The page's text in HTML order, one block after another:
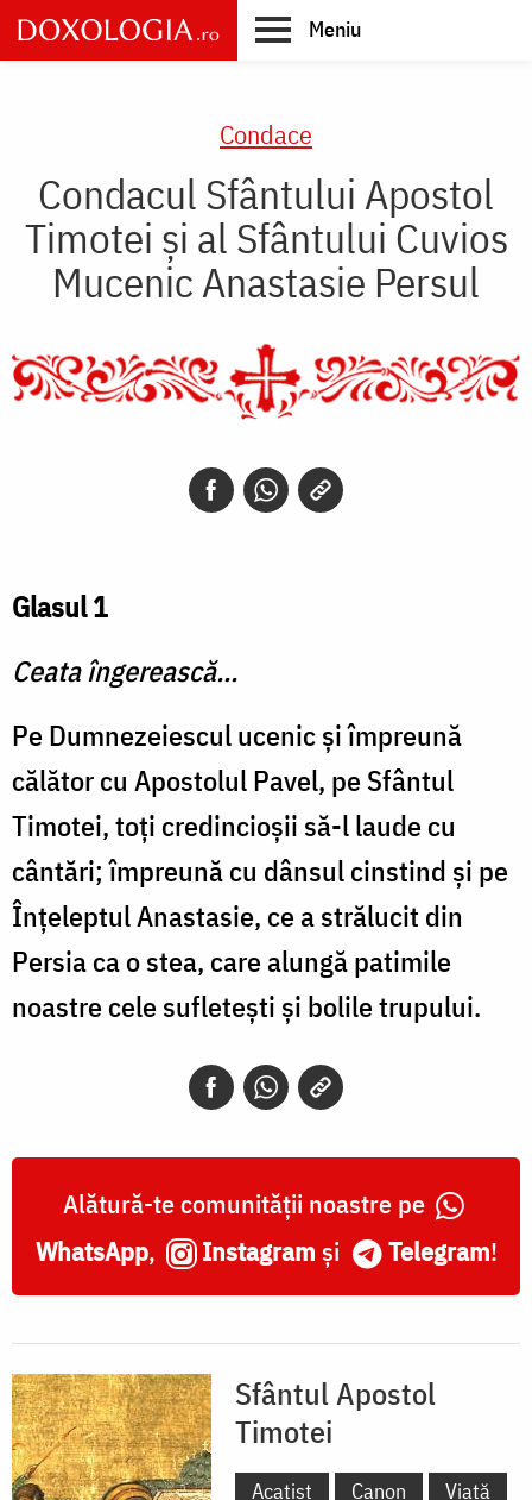
Skip
to
main
Meniu
Condace
Condacul Sfântului Apostol
Timotei şi al Sfântului Cuvios
Mucenic Anastasie Persul
Glasul 1
Ceata îngerească...
Pe Dumnezeiescul ucenic şi împreună
călător cu Apostolul Pavel, pe Sfântul
Timotei, toţi credincioşii să-l laude cu
cântări; împreună cu dânsul cinstind şi pe
Înţeleptul Anastasie, ce a strălucit din
Persia ca o stea, care alungă patimile
noastre cele sufleteşti şi bolile trupului.
Alătură-te comunității noastre pe
WhatsApp, Instagram și Telegram!
Sfântul Apostol
Timotei
Acatist Canon
Viață